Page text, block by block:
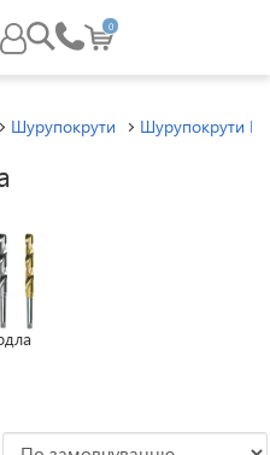
0
Шурупокрути Шурупокрути